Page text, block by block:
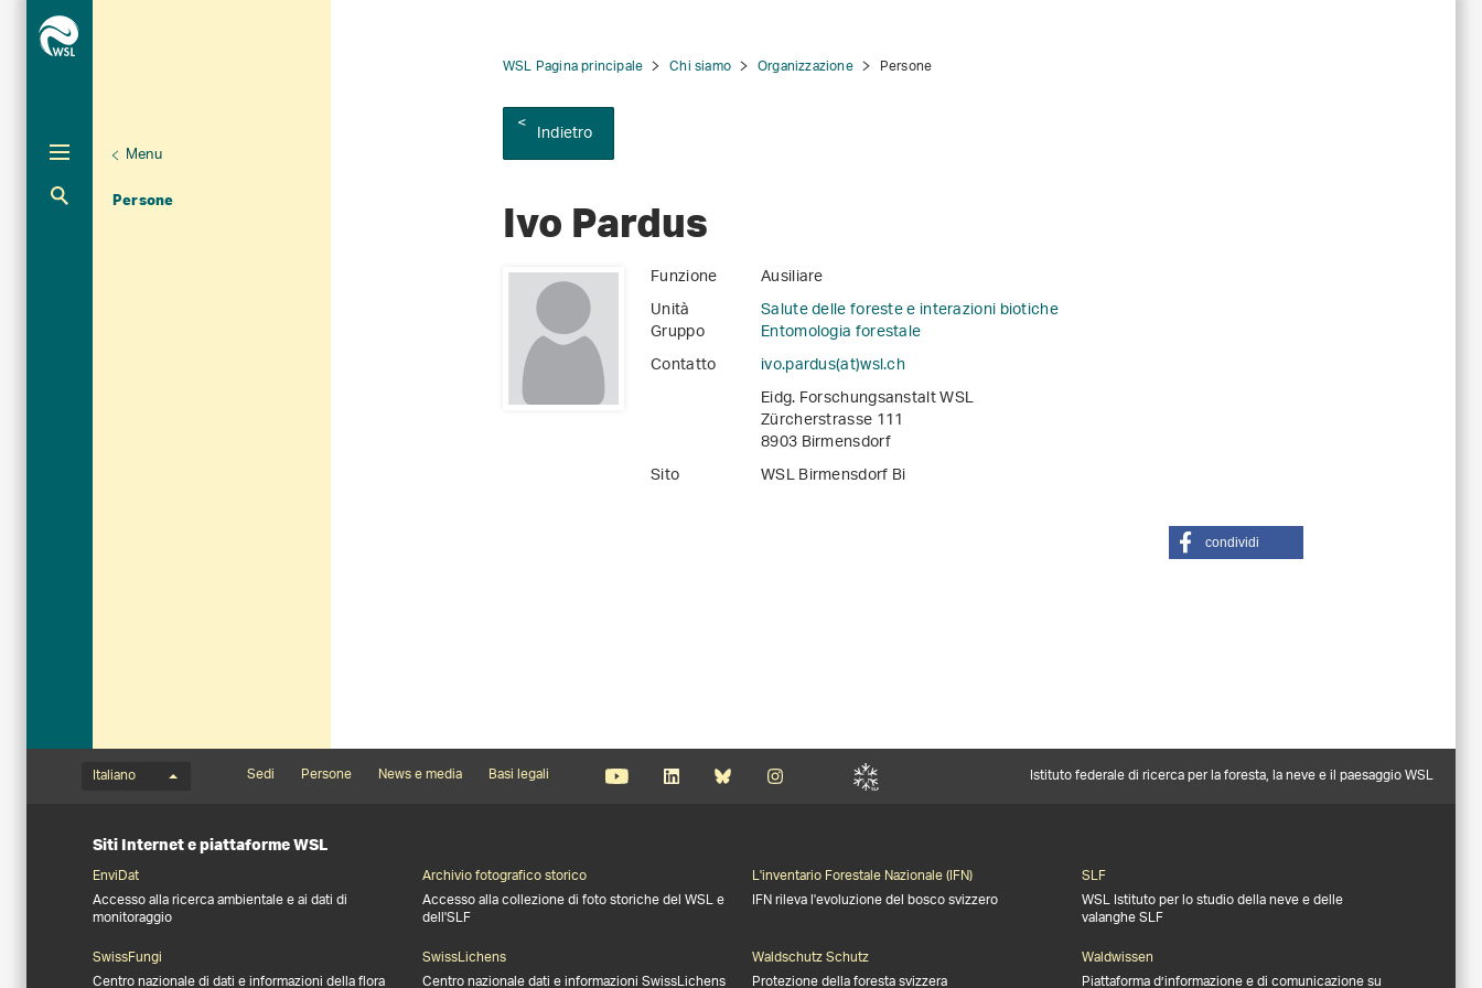
Unternavigation
Menu
Persone
Aktuelle Navigation
WSL Pagina principale Chi siamo Organizzazione Persone
Indietro
Ivo Pardus
Funzione
Ausiliare
Unità
Salute delle foreste e interazioni biotiche
Gruppo
Entomologia forestale
Contatto
ivo.pardus(at)wsl.ch
Eidg. Forschungsanstalt WSL
Zürcherstrasse 111
8903 Birmensdorf
Sito
WSL Birmensdorf Bi
condividi
Menu della lingua
Italiano
Footernavigation
Sedi Persone News e media Basi legali Istituto federale di ricerca per la foresta, la neve e il paesaggio WSL
Siti Internet e piattaforme WSL
EnviDat
Accesso alla ricerca ambientale e ai dati di
monitoraggio
Archivio fotografico storico
Accesso alla collezione di foto storiche del WSL e
dell'SLF
L'inventario Forestale Nazionale (IFN)
IFN rileva l'evoluzione del bosco svizzero
SLF
WSL Istituto per lo studio della neve e delle
valanghe SLF
SwissFungi
Centro nazionale di dati e informazioni della flora
SwissLichens
Centro nazionale dati e informazioni SwissLichens
Waldschutz Schutz
Protezione della foresta svizzera
Waldwissen
Piattaforma d’informazione e di comunicazione su